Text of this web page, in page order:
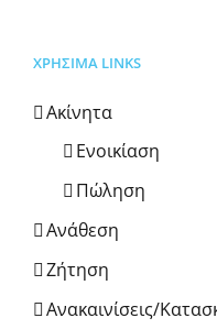
ΧΡΗΣΙΜΑ LINKS
Ακίνητα
Ενοικίαση
Πώληση
Ανάθεση
Ζήτηση
Ανακαινίσεις/